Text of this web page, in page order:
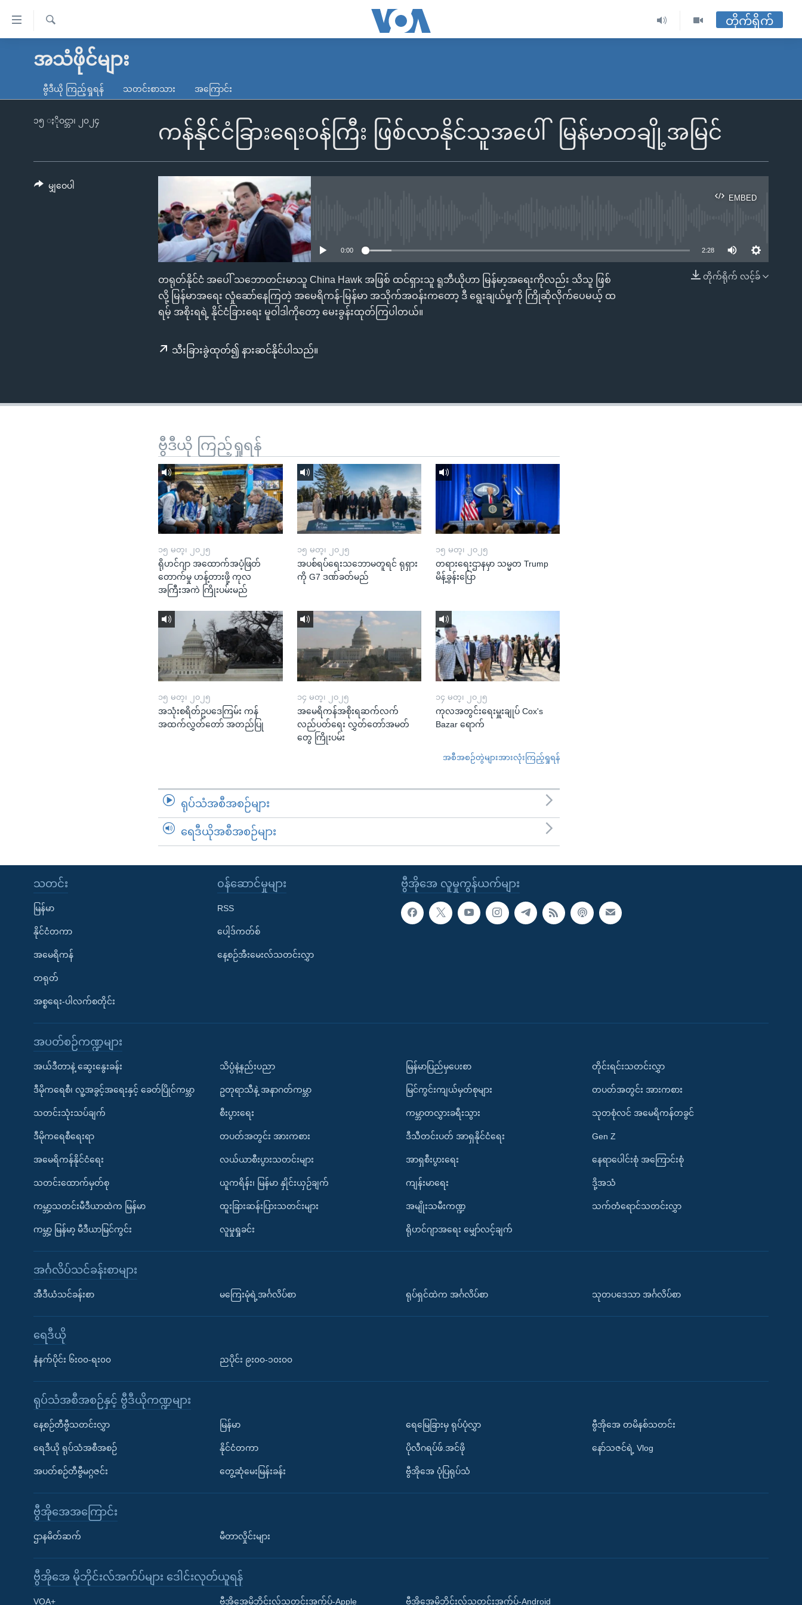
လွယ်ကူ
သည့်
မူလစာမျက်နှာ
ကမ္ဘာ့သတင်းများ
နိုင်ငံတကာ
တရုတ်
အစ္စရေး-ပါလက်စတိုင်း
ရပ်ဝန်းတခု လမ်းတခု အလွန်
အင်္ဂလိပ်စာလေ့လာမယ်
Learning English
ရ
တိုက်ရိုက်
အသံဖိုင်များ
ဗွီဒီယို ကြည့်ရှုရန် သတင်းစာသား အကြောင်း
ကန်နိုင်ငံခြားရေးဝန်ကြီး ဖြစ်လာနိုင်သူအပေါ် မြန်မာတချို့အမြင်
၁၅ ႏိုဝင္ဘာ၊ ၂၀၂၄
EMBED
EMBED
0:00 2:28
တိုက်ရိုက် လင့်ခ်
တရုတ်နိုင်ငံ အပေါ် သဘောတင်းမာသူ China Hawk အဖြစ် ထင်ရှားသူ ရူဘီယိုဟာ မြန်မာ့အရေးကိုလည်း သိသူ ဖြစ်
လို့ မြန်မာအရေး လှုံဆော်နေကြတဲ့ အမေရိကန်-မြန်မာ အသိုက်အဝန်းကတော့ ဒီ ရွေးချယ်မှုကို ကြိုဆိုလိုက်ပေမယ့် ထ
ရမ့် အစိုးရရဲ့ နိုင်ငံခြားရေး မူဝါဒါကိုတော့ မေးခွန်းထုတ်ကြပါတယ်။
သီးခြားခွဲထုတ်၍ နားဆင်နိုင်ပါသည်။
မျှဝေပါ
ဗွီဒီယို ကြည့်ရှုရန်
၁၅ မတ္၊ ၂၀၂၅
ရိုဟင်ဂျာ အထောက်အပံ့ဖြတ်
တောက်မှု ဟန့်တားဖို့ ကုလ
အကြီးအကဲ ကြိုးပမ်းမည်
၁၅ မတ္၊ ၂၀၂၅
အပစ်ရပ်ရေးသဘောမတူရင် ရုရှား
ကို G7 ဒဏ်ခတ်မည်
၁၅ မတ္၊ ၂၀၂၅
တရားရေးဌာနမှာ သမ္မတ Trump
မိန့်ခွန်းပြော
၁၅ မတ္၊ ၂၀၂၅
အသုံးစရိတ်ဥပဒေကြမ်း ကန်
အထက်လွှတ်တော် အတည်ပြု
၁၄ မတ္၊ ၂၀၂၅
အမေရိကန်အစိုးရဆက်လက်
လည်ပတ်ရေး လွှတ်တော်အမတ်
တွေ ကြိုးပမ်း
၁၄ မတ္၊ ၂၀၂၅
ကုလအတွင်းရေးမှူးချုပ် Cox's
Bazar ရောက်
အစီအစဉ်တွဲများအားလုံးကြည့်ရှုရန်
ရုပ်သံအစီအစဉ်များ
ရေဒီယိုအစီအစဉ်များ
ဗွီအိုအေ လူမှုကွန်ယက်များ
သတင်း
မြန်မာ
နိုင်ငံတကာ
အမေရိကန်
တရုတ်
အစ္စရေး-ပါလက်စတိုင်း
၀န်ဆောင်မှုများ
RSS
ပေါ့ဒ်ကတ်စ်
နေ့စဉ်အီးမေးလ်သတင်းလွှာ
အပတ်စဉ်ကဏ္ဍများ
အယ်ဒီတာနဲ့ ဆွေးနွေးခန်း
ဒီမိုကရေစီ၊ လူ့အခွင့်အရေးနှင့် ခေတ်ပြိုင်ကမ္ဘာ
သတင်းသုံးသပ်ချက်
ဒီမိုကရေစီရေးရာ
အမေရိကန်နိုင်ငံရေး
သတင်းထောက်မှတ်စု
ကမ္ဘာ့သတင်းမီဒီယာထဲက မြန်မာ
ကမ္ဘာ့ မြန်မာ့ မီဒီယာမြင်ကွင်း
သိပ္ပံနဲ့နည်းပညာ
ဥတုရာသီနဲ့ အနာဂတ်ကမ္ဘာ
စီးပွားရေး
တပတ်အတွင်း အားကစား
လယ်ယာစီးပွားသတင်းများ
ယူကရိန်း၊ မြန်မာ နှိုင်းယှဉ်ချက်
ထူးခြားဆန်းပြားသတင်းများ
လူမှုရှုခင်း
မြန်မာပြည်မှပေးစာ
မြင်ကွင်းကျယ်မှတ်စုများ
ကမ္ဘာတလွှားခရီးသွား
ဒီသီတင်းပတ် အာရှနိုင်ငံရေး
အာရှစီးပွားရေး
ကျန်းမာရေး
အမျိုးသမီးကဏ္ဍ
ရိုဟင်ဂျာအရေး မျှော်လင့်ချက်
တိုင်းရင်းသတင်းလွှာ
တပတ်အတွင်း အားကစား
သုတစုံလင် အမေရိကန်တခွင်
Gen Z
နေရာပေါင်းစုံ အကြောင်းစုံ
ဒို့အသံ
သက်တံရောင်သတင်းလွှာ
အင်္ဂလိပ်သင်ခန်းစာများ
အီဒီယံသင်ခန်းစာ မကြေးမုံရဲ့အင်္ဂလိပ်စာ ရုပ်ရှင်ထဲက အင်္ဂလိပ်စာ သုတပဒေသာ အင်္ဂလိပ်စာ
ရေဒီယို
နံနက်ပိုင်း ၆း၀၀-ရး၀၀ ညပိုင်း ၉း၀၀-၁၀း၀၀
ရုပ်သံအစီအစဉ်နှင့် ဗွီဒီယိုကဏ္ဍများ
နေ့စဉ်တီဗွီသတင်းလွှာ
ရေဒီယို ရုပ်သံအစီအစဉ်
အပတ်စဉ်တီဗွီမဂ္ဂဇင်း
မြန်မာ
နိုင်ငံတကာ
တွေ့ဆုံမေးမြန်းခန်း
ရေမြေခြားမှ ရုပ်ပုံလွှာ
ပိုလီဂရပ်ဖ်.အင်ဖို
ဗွီအိုအေ ပုံပြရုပ်သံ
ဗွီအိုအေ တမိနစ်သတင်း
နော်သဇင်ရဲ့ Vlog
ဗွီအိုအေအကြောင်း
ဌာနမိတ်ဆက် မီတာလှိုင်းများ
ဗွီအိုအေ မိုဘိုင်းလ်အက်ပ်များ ဒေါင်းလုတ်ယူရန်
VOA+ ဗွီအိုအေမိုဘိုင်းလ်သတင်းအက်ပ်-Apple ဗွီအိုအေမိုဘိုင်းလ်သတင်းအက်ပ်-Android